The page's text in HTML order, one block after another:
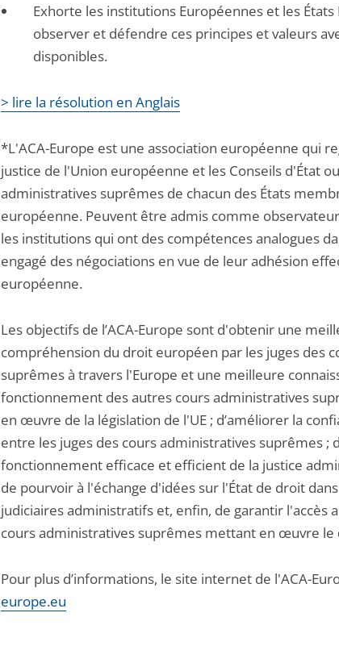
Exhorte les institutions Européennes et les
observer et défendre ces principes et valeurs
disponibles.
> lire la résolution en Anglais
*L'ACA-Europe est une association européenne qui
justice de l'Union européenne et les Conseils d'État
administratives suprêmes de chacun des États
européenne. Peuvent être admis comme
les institutions qui ont des compétences analogues
engagé des négociations en vue de leur adhésion
européenne.
Les objectifs de l’ACA-Europe sont d'obtenir une
compréhension du droit européen par les juges des
suprêmes à travers l'Europe et une meilleure
fonctionnement des autres cours administratives
en œuvre de la législation de l'UE ; d’améliorer la
entre les juges des cours administratives suprêmes ;
fonctionnement efficace et efficient de la justice
de pourvoir à l'échange d'idées sur l'État de droit
judiciaires administratifs et, enfin, de garantir l'accès
cours administratives suprêmes mettant en œuvre le
Pour plus d’informations, le site internet de l'ACA-
europe.eu